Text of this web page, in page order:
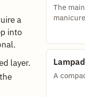
a
into
layer.
The
A